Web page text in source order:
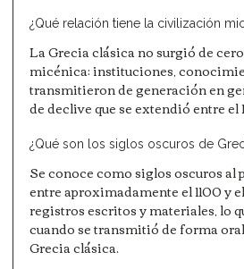
¿Qué relación tiene la civilización
La Grecia clásica no surgió de
micénica: instituciones,
transmitieron de generación en
de declive que se extendió entre
¿Qué son los siglos oscuros de
Se conoce como siglos oscuros
entre aproximadamente el 1100 y
registros escritos y materiales, lo
cuando se transmitió de forma
Grecia clásica.